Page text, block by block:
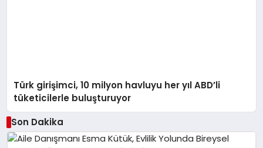
Türk girişimci, 10 milyon havluyu her yıl ABD’li
tüketicilerle buluşturuyor
Son Dakika